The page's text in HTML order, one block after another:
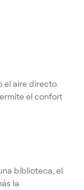
el aire directo.
el confort
biblioteca, el
la